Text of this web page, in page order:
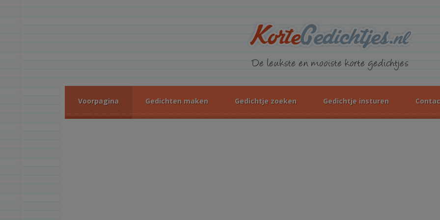
De leukste en mooiste korte gedichtjes
Voorpagina Gedichten maken Gedichtje zoeken Gedichtje insturen